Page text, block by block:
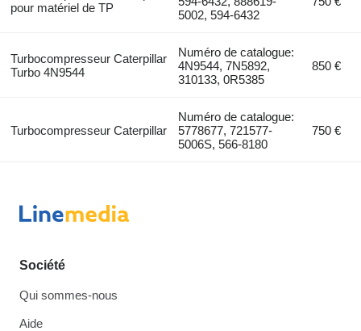
pour matériel de TP
5002, 594-6432
Turbocompresseur Caterpillar
Turbo 4N9544
Numéro de catalogue:
4N9544, 7N5892,
310133, 0R5385
850 €
Turbocompresseur Caterpillar
Numéro de catalogue:
5778677, 721577-
5006S, 566-8180
750 €
Société
Qui sommes-nous
Aide